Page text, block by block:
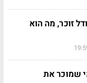
זוכר, מה הוא
שמוכר את